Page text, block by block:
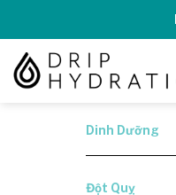
content
Dinh Dưỡng
Đột Quỵ